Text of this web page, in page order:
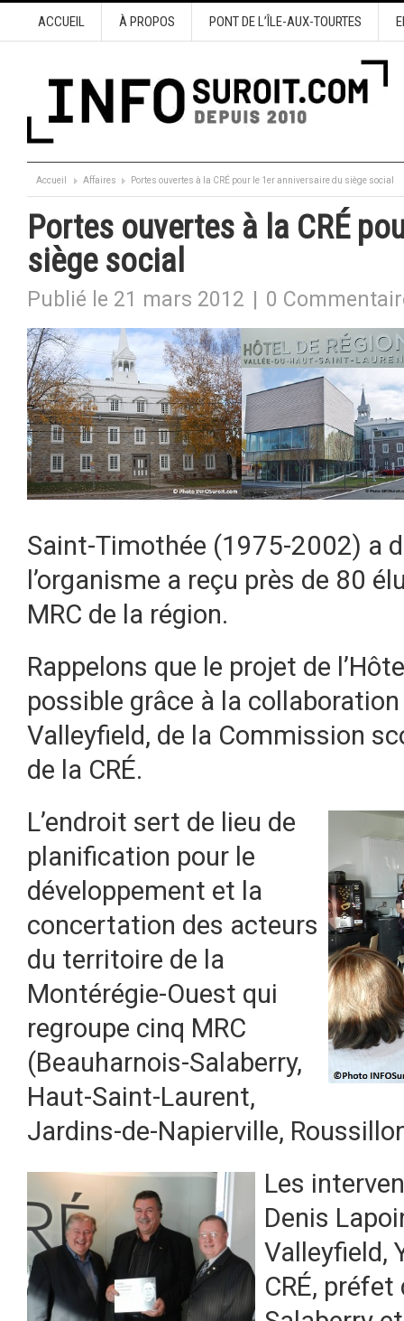
ACCUEIL À PROPOS PONT DE L’ÎLE-AUX-TOURTES
Accueil Affaires Portes ouvertes à la CRÉ pour le 1er anniversaire du siège social
Portes ouvertes à la CRÉ
siège social
Publié le 21 mars 2012 0
Saint-Timothée (1975-2002) a
l’organisme a reçu près de 80
MRC de la région.
Rappelons que le projet de
possible grâce à la
Valleyfield, de la Commission
de la CRÉ.
L’endroit sert de lieu de
planification pour le
développement et la
concertation des acteurs
du territoire de la
Montérégie-Ouest qui
regroupe cinq MRC
(Beauharnois-Salaberry,
Haut-Saint-Laurent,
Jardins-de-Napierville,
Les
Denis
Valleyfield,
CRÉ,